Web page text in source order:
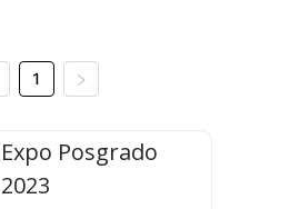
1
Expo Posgrado
2023